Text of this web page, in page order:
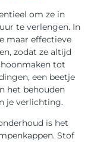
om ze in
te verlengen. In
maar effectieve
zodat ze altijd
tot
een beetje
het behouden
je verlichting.
is het
Stof